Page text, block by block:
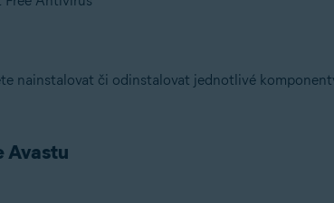
nainstalovat či odinstalovat jednotlivé
Avastu